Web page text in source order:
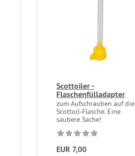
Scottoiler -
Flaschenfülladapter
zum Aufschrauben auf die
Scottoil-Flasche. Eine
saubere Sache!
EUR 7,00